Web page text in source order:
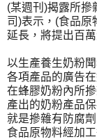
(某週刊)揭露所摻
司)表示，(食品原
延長，將提出百
以生產養生奶粉
各項產品的廣告
在蜂膠奶粉內所
產出的奶粉產品
就是摻雜有防腐
食品原物料經加